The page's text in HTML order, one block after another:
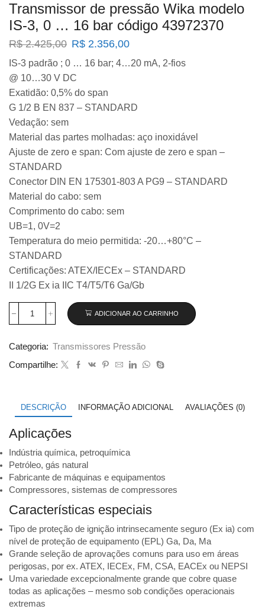
Transmissor de pressão Wika modelo
IS-3, 0 … 16 bar código 43972370
R$2.425,00 O
original
era:
R$ 2.425,00.
R$ 2.356,00O
atual
IS-3 padrão ; 0 … 16 bar; 4…20 mA, 2-fios
@ 10…30 V DC
Exatidão: 0,5% do span
G 1/2 B EN 837 – STANDARD
Vedação: sem
Material das partes molhadas: aço inoxidável
Ajuste de zero e span: Com ajuste de zero e span –
STANDARD
Conector DIN EN 175301-803 A PG9 – STANDARD
Material do cabo: sem
Comprimento do cabo: sem
UB=1, 0V=2
Temperatura do meio permitida: -20…+80°C –
STANDARD
Certificações: ATEX/IECEx – STANDARD
II 1/2G Ex ia IIC T4/T5/T6 Ga/Gb
Transmissor
Wika
modelo
...
código
quantidade
ADICIONAR AO CARRINHO
Categoria: Transmissores Pressão
Compartilhe:
DESCRIÇÃO INFORMAÇÃO ADICIONAL AVALIAÇÕES (0)
Aplicações
Indústria química, petroquímica
Petróleo, gás natural
Fabricante de máquinas e equipamentos
Compressores, sistemas de compressores
Características especiais
Tipo de proteção de ignição intrinsecamente seguro (Ex ia) com
nível de proteção de equipamento (EPL) Ga, Da, Ma
Grande seleção de aprovações comuns para uso em áreas
perigosas, por ex. ATEX, IECEx, FM, CSA, EACEx ou NEPSI
Uma variedade excepcionalmente grande que cobre quase
todas as aplicações – mesmo sob condições operacionais
extremas